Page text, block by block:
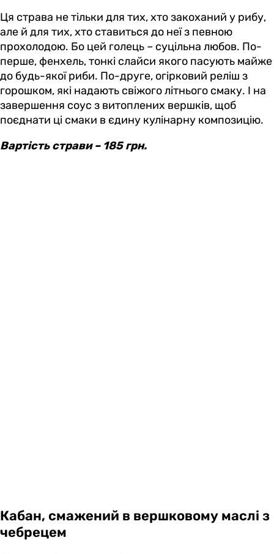
Ця страва не тільки для тих, хто закоханий у рибу,
але й для тих, хто ставиться до неї з певною
прохолодою. Бо цей голець – суцільна любов. По-
перше, фенхель, тонкі слайси якого пасують майже
до будь-якої риби. По-друге, огірковий реліш з
горошком, які надають свіжого літнього смаку. І на
завершення соус з витоплених вершків, щоб
поєднати ці смаки в єдину кулінарну композицію.
Вартість страви – 185 грн.
Кабан, смажений в вершковому маслі з
чебрецем